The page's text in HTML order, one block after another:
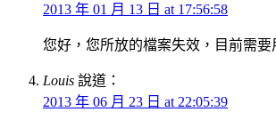
2013 年 01 月 13 日 at 17:56:58
您好，您所放的檔案失效，目前需
Louis 說道：
2013 年 06 月 23 日 at 22:05:39